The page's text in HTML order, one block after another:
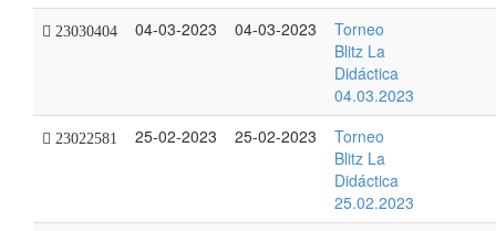
23030404 04-03-2023 04-03-2023
Torneo
Blitz La
Didáctica
04.03.2023
23022581 25-02-2023 25-02-2023
Torneo
Blitz La
Didáctica
25.02.2023